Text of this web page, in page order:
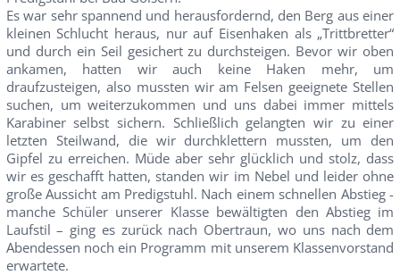
Es war sehr spannend und herausfordernd, den Berg aus einer
kleinen Schlucht heraus, nur auf Eisenhaken als „Trittbretter“
und durch ein Seil gesichert zu durchsteigen. Bevor wir oben
ankamen, hatten wir auch keine Haken mehr, um
draufzusteigen, also mussten wir am Felsen geeignete Stellen
suchen, um weiterzukommen und uns dabei immer mittels
Karabiner selbst sichern. Schließlich gelangten wir zu einer
letzten Steilwand, die wir durchklettern mussten, um den
Gipfel zu erreichen. Müde aber sehr glücklich und stolz, dass
wir es geschafft hatten, standen wir im Nebel und leider ohne
große Aussicht am Predigstuhl. Nach einem schnellen Abstieg -
manche Schüler unserer Klasse bewältigten den Abstieg im
Laufstil – ging es zurück nach Obertraun, wo uns nach dem
Abendessen noch ein Programm mit unserem Klassenvorstand
erwartete.